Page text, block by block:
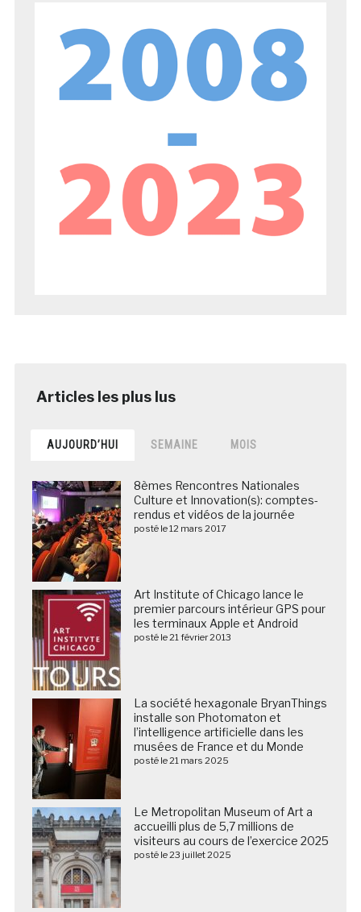
AUJOURD’HUI SEMAINE MOIS
8èmes Rencontres Nationales
Culture et Innovation(s): comptes-
rendus et vidéos de la journée
posté le 12 mars 2017
Art Institute of Chicago lance le
premier parcours intérieur GPS pour
les terminaux Apple et Android
posté le 21 février 2013
La société hexagonale BryanThings
installe son Photomaton et
l’intelligence artificielle dans les
musées de France et du Monde
posté le 21 mars 2025
Le Metropolitan Museum of Art a
accueilli plus de 5,7 millions de
visiteurs au cours de l’exercice 2025
posté le 23 juillet 2025